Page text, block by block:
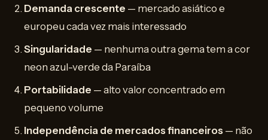
Demanda crescente — mercado asiático e
europeu cada vez mais interessado
Singularidade — nenhuma outra gema tem a cor
neon azul-verde da Paraíba
Portabilidade — alto valor concentrado em
pequeno volume
Independência de mercados financeiros — não